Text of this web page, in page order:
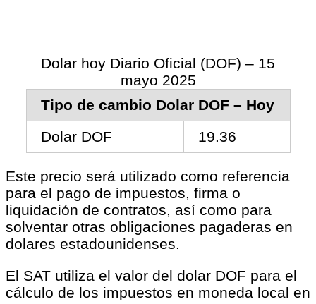
Dolar hoy Diario Oficial (DOF) – 15
mayo 2025
Tipo de cambio Dolar DOF – Hoy
Dolar DOF
19.36
Este precio será utilizado como referencia
para el pago de impuestos, firma o
liquidación de contratos, así como para
solventar otras obligaciones pagaderas en
dolares estadounidenses.
El SAT utiliza el valor del dolar DOF para el
cálculo de los impuestos en moneda local en